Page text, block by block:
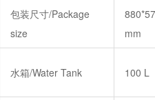
包装尺寸/Package
size
mm
水箱/Water Tank 100 L